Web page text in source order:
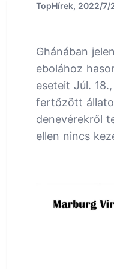
TopHírek, 2022/7/
Ghánában
ebolához
eseteit Júl.
fertőzött
denevérekről
ellen nincs